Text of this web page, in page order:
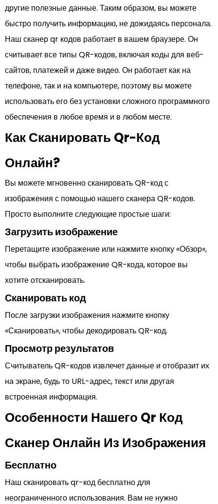
другие полезные данные. Таким образом, вы можете
быстро получить информацию, не дожидаясь персонала.
Наш сканер qr кодов работает в вашем браузере. Он
считывает все типы QR-кодов, включая коды для веб-
сайтов, платежей и даже видео. Он работает как на
телефоне, так и на компьютере, поэтому вы можете
использовать его без установки сложного программного
обеспечения в любое время и в любом месте.
Как Сканировать Qr-Код
Онлайн?
Вы можете мгновенно сканировать QR-код с
изображения с помощью нашего сканера QR-кодов.
Просто выполните следующие простые шаги:
Загрузить изображение
Перетащите изображение или нажмите кнопку «Обзор»,
чтобы выбрать изображение QR-кода, которое вы
хотите отсканировать.
Сканировать код
После загрузки изображения нажмите кнопку
«Сканировать», чтобы декодировать QR-код.
Просмотр результатов
Считыватель QR-кодов извлечет данные и отобразит их
на экране, будь то URL-адрес, текст или другая
встроенная информация.
Особенности Нашего Qr Код
Сканер Онлайн Из Изображения
Бесплатно
Наш сканировать qr-код бесплатно для
неограниченного использования. Вам не нужно